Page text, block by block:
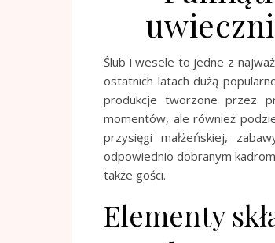
Ślub i wesele to jedne z
ostatnich latach dużą
produkcje tworzone przez
momentów, ale również
przysięgi małżeńskiej,
odpowiednio dobranym
także gości.
Elementy